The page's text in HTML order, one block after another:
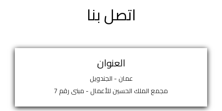
اتصل بنا
العنوان
عمان - الجندويل
مجمع الملك الحسين للأعمال - مبنى رقم 7